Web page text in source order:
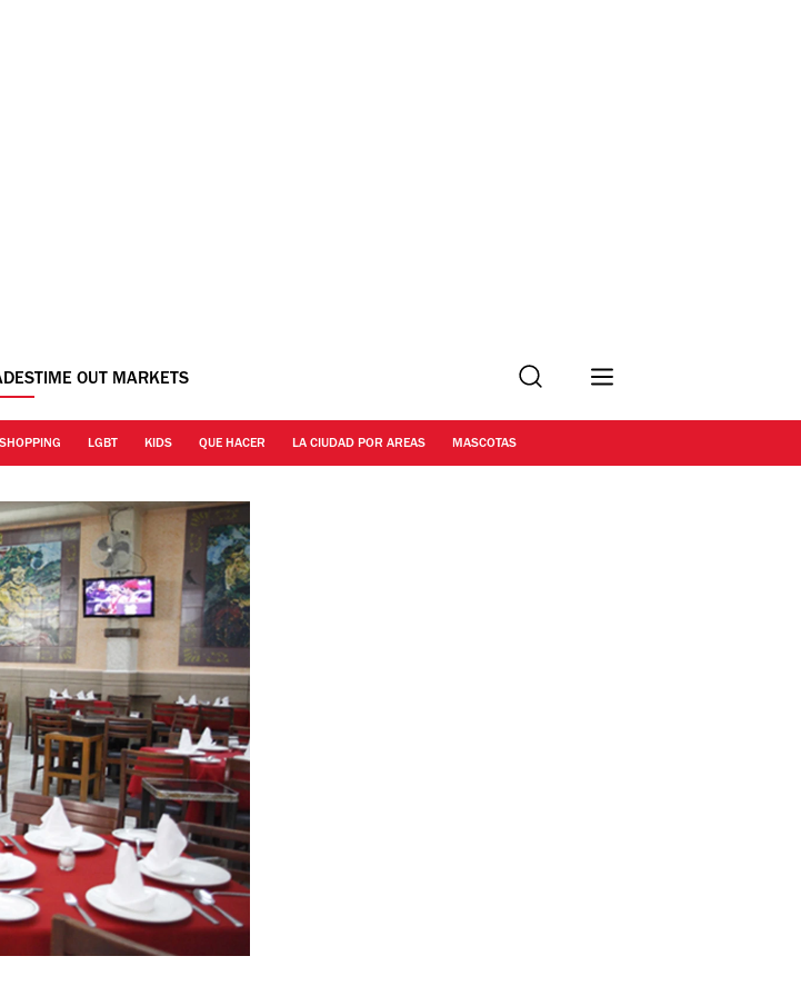
TIME OUT MARKETS Buscar
SHOPPING LGBT KIDS QUE HACER LA CIUDAD POR AREAS MASCOTAS